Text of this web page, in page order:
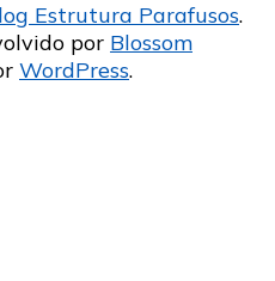
Estrutura Parafusos.
por Blossom
WordPress.